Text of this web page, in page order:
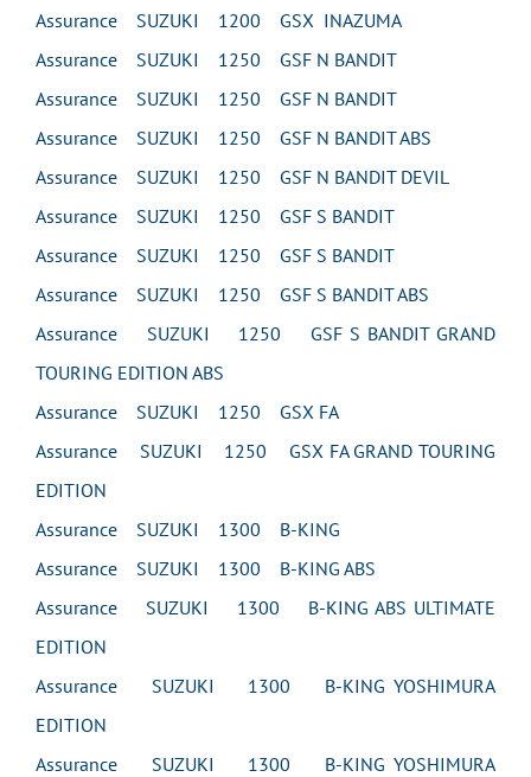
Assurance SUZUKI 1200 GSX INAZUMA
Assurance SUZUKI 1250 GSF N BANDIT
Assurance SUZUKI 1250 GSF N BANDIT
Assurance SUZUKI 1250 GSF N BANDIT ABS
Assurance SUZUKI 1250 GSF N BANDIT DEVIL
Assurance SUZUKI 1250 GSF S BANDIT
Assurance SUZUKI 1250 GSF S BANDIT
Assurance SUZUKI 1250 GSF S BANDIT ABS
Assurance SUZUKI 1250 GSF S BANDIT GRAND
TOURING EDITION ABS
Assurance SUZUKI 1250 GSX FA
Assurance SUZUKI 1250 GSX FA GRAND TOURING
EDITION
Assurance SUZUKI 1300 B-KING
Assurance SUZUKI 1300 B-KING ABS
Assurance SUZUKI 1300 B-KING ABS ULTIMATE
EDITION
Assurance SUZUKI 1300 B-KING YOSHIMURA
EDITION
Assurance SUZUKI 1300 B-KING YOSHIMURA